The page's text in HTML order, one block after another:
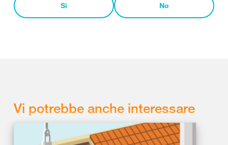
Sì No
Vi potrebbe anche interessare